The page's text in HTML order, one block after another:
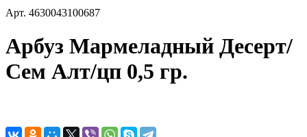
Арт. 4630043100687
Арбуз Мармеладный Десерт/
Сем Алт/цп 0,5 гр.